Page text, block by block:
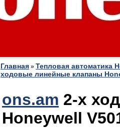
Главная » Тепловая автоматика
ходовые линейные клапаны
ons.am 2-х
Honeywell